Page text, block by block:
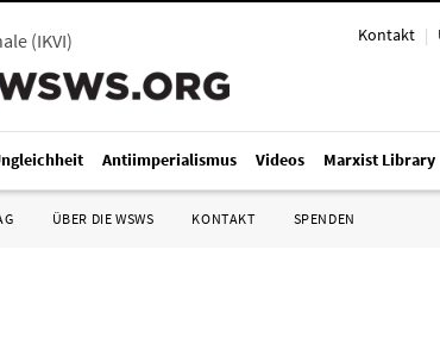
Kontakt |
(IKVI)
Antiimperialismus Videos Marxist Library
ÜBER DIE WSWS KONTAKT SPENDEN